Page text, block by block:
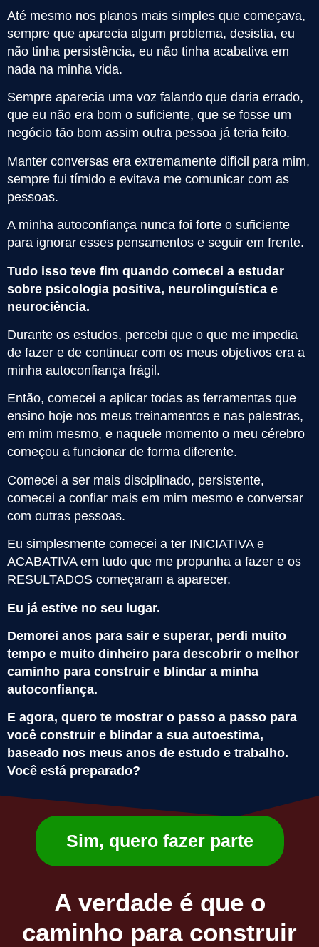
Até mesmo nos planos mais simples que começava,
sempre que aparecia algum problema, desistia, eu
não tinha persistência, eu não tinha acabativa em
nada na minha vida.
Sempre aparecia uma voz falando que daria errado,
que eu não era bom o suficiente, que se fosse um
negócio tão bom assim outra pessoa já teria feito.
Manter conversas era extremamente difícil para mim,
sempre fui tímido e evitava me comunicar com as
pessoas.
A minha autoconfiança nunca foi forte o suficiente
para ignorar esses pensamentos e seguir em frente.
Tudo isso teve fim quando comecei a estudar
sobre psicologia positiva, neurolinguística e
neurociência.
Durante os estudos, percebi que o que me impedia
de fazer e de continuar com os meus objetivos era a
minha autoconfiança frágil.
Então, comecei a aplicar todas as ferramentas que
ensino hoje nos meus treinamentos e nas palestras,
em mim mesmo, e naquele momento o meu cérebro
começou a funcionar de forma diferente.
Comecei a ser mais disciplinado, persistente,
comecei a confiar mais em mim mesmo e conversar
com outras pessoas.
Eu simplesmente comecei a ter INICIATIVA e
ACABATIVA em tudo que me propunha a fazer e os
RESULTADOS começaram a aparecer.
Eu já estive no seu lugar.
Demorei anos para sair e superar, perdi muito
tempo e muito dinheiro para descobrir o melhor
caminho para construir e blindar a minha
autoconfiança.
E agora, quero te mostrar o passo a passo para
você construir e blindar a sua autoestima,
baseado nos meus anos de estudo e trabalho.
Você está preparado?
Sim, quero fazer parte
A verdade é que o
caminho para construir